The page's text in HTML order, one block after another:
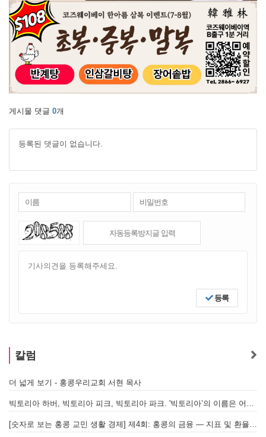
게시물 댓글 0개
등록된 댓글이 없습니다.
등록
칼럼
더 넓게 보기 - 홍콩우리교회 서현 목사
빅토리아 하버, 빅토리아 피크, 빅토리아 파크. '빅토리아’의 이름은 어떻게 온 걸까? - [이승권 원장의 생활칼럼]
[숫자로 보는 홍콩 교민 생활 경제] 제4회: 홍콩의 금융 — 지표 및 환율, MPF 운영 현황